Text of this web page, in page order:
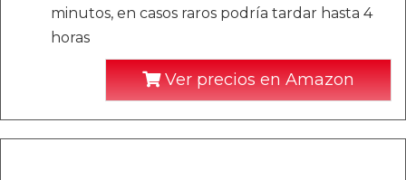
minutos, en casos raros podría tardar hasta 4
horas
Ver precios en Amazon